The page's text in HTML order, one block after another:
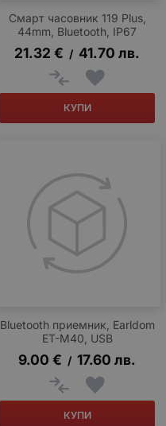
Смарт часовник 119 Plus,
44mm, Bluetooth, IP67
21.32 € / 41.70 лв.
КУПИ
Bluetooth приемник, Earldom
ET-M40, USB
9.00 € / 17.60 лв.
КУПИ